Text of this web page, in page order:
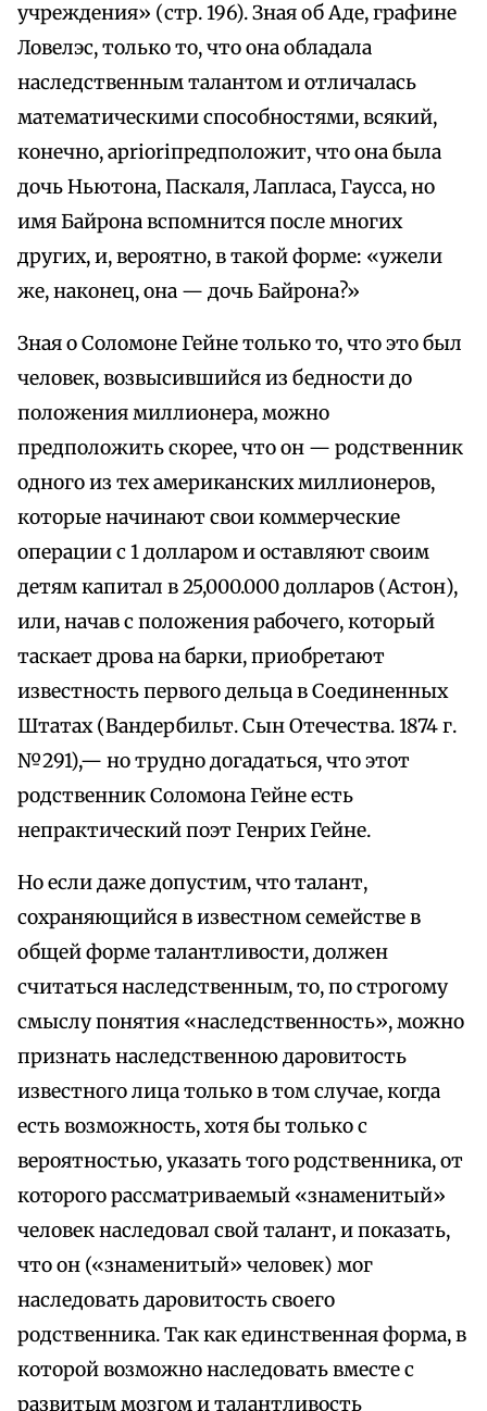
учреждения» (стр. 196). Зная об Аде, графине
Ловелэс, только то, что она обладала
наследственным талантом и отличалась
математическими способностями, всякий,
конечно, aprioriпредположит, что она была
дочь Ньютона, Паскаля, Лапласа, Гаусса, но
имя Байрона вспомнится после многих
других, и, вероятно, в такой форме: «ужели
же, наконец, она — дочь Байрона?»
Зная о Соломоне Гейне только то, что это был
человек, возвысившийся из бедности до
положения миллионера, можно
предположить скорее, что он — родственник
одного из тех американских миллионеров,
которые начинают свои коммерческие
операции с 1 долларом и оставляют своим
детям капитал в 25,000.000 долларов (Астон),
или, начав с положения рабочего, который
таскает дрова на барки, приобретают
известность первого дельца в Соединенных
Штатах (Вандербильт. Сын Отечества. 1874 г.
№291),— но трудно догадаться, что этот
родственник Соломона Гейне есть
непрактический поэт Генрих Гейне.
Но если даже допустим, что талант,
сохраняющийся в известном семействе в
общей форме талантливости, должен
считаться наследственным, то, по строгому
смыслу понятия «наследственность», можно
признать наследственною даровитость
известного лица только в том случае, когда
есть возможность, хотя бы только с
вероятностью, указать того родственника, от
которого рассматриваемый «знаменитый»
человек наследовал свой талант, и показать,
что он («знаменитый» человек) мог
наследовать даровитость своего
родственника. Так как единственная форма, в
которой возможно наследовать вместе с
развитым мозгом и талантливость